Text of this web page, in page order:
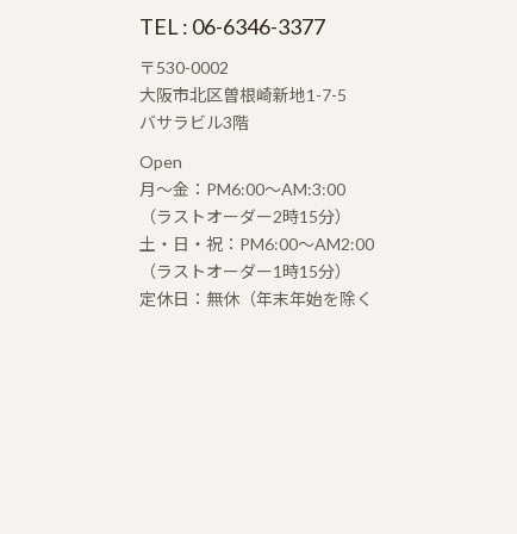
TEL : 06-6346-3377
〒530-0002
大阪市北区曽根崎新地1-7-5
バサラビル3階
Open
月〜金：PM6:00〜AM:3:00
（ラストオーダー2時15分）
土・日・祝：PM6:00〜AM2:00
（ラストオーダー1時15分）
定休日：無休（年末年始を除く